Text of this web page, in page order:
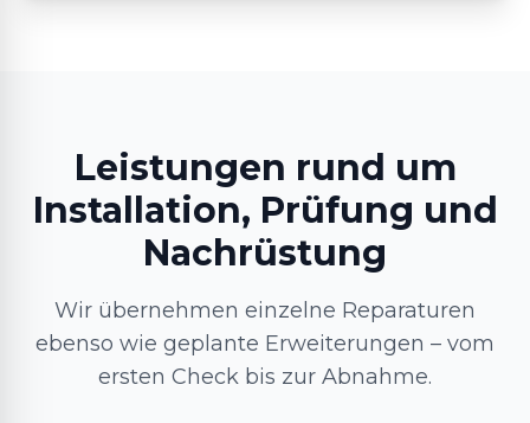
Leistungen rund um
Installation, Prüfung und
Nachrüstung
Wir übernehmen einzelne Reparaturen
ebenso wie geplante Erweiterungen – vom
ersten Check bis zur Abnahme.